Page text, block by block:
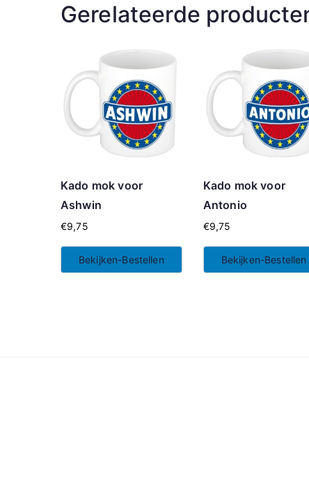
Gerelateerde
Kado mok voor
Ashwin
€9,75
Bekijken-Bestellen
Kado mok voor
Antonio
€9,75
Bekijken-Bestellen